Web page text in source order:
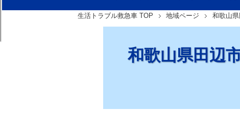
生活トラブル救急車 TOP 地域ページ 和歌山
和歌山県田辺